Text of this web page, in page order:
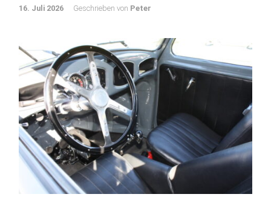
16. Juli 2026 Geschrieben von Peter